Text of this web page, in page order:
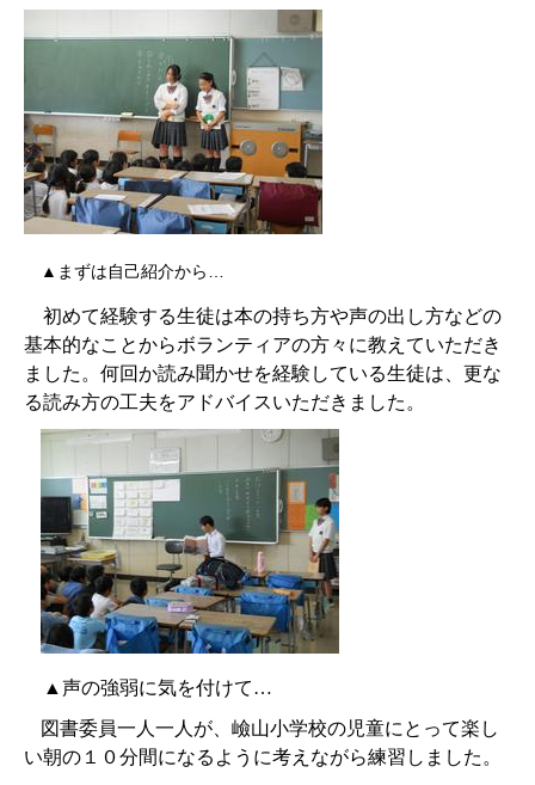
▲まずは自己紹介から…
初めて経験する生徒は本の持ち方や声の出し方などの
基本的なことからボランティアの方々に教えていただき
ました。何回か読み聞かせを経験している生徒は、更な
る読み方の工夫をアドバイスいただきました。
▲声の強弱に気を付けて…
図書委員一人一人が、嶮山小学校の児童にとって楽し
い朝の１０分間になるように考えながら練習しました。